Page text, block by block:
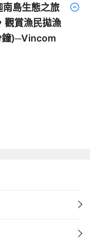
島生態之旅
觀賞漁民拋漁
鐘)─Vincom